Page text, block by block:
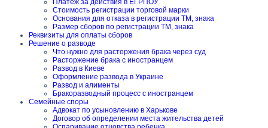
Платеж за действия в ЕГРПОУ
Стоимость регистрации торговой марки
Основания для отказа в регистрации ТМ, знака
Размер сборов по регистрации ТМ, знака
Реквизиты для оплаты сборов
Решение о разводе
Что нужно для расторжения брака через суд
Расторжение брака с иностранцем
Развод в Киеве
Оформление развода в Украине
Развод и алименты
Бракоразводный процесс с иностранцем
Семейные споры
Адвокат по усыновлению в Харькове
Договор об определении места жительства детей